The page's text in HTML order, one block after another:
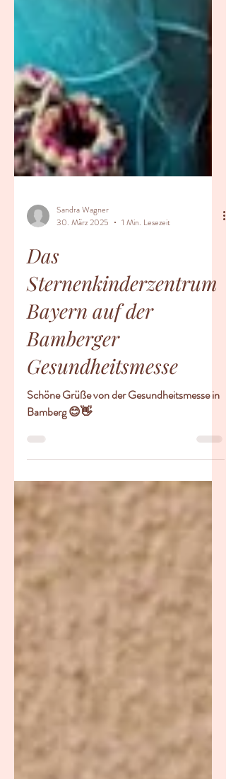
Sandra Wagner
30. März 2025
1 Min. Lesezeit
Das
Sternenkinderzentrum
Bayern auf der
Bamberger
Gesundheitsmesse